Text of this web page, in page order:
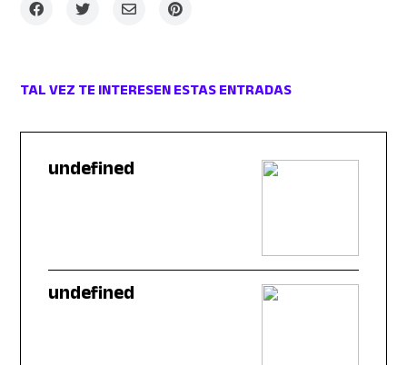
TAL VEZ TE INTERESEN ESTAS ENTRADAS
undefined
undefined